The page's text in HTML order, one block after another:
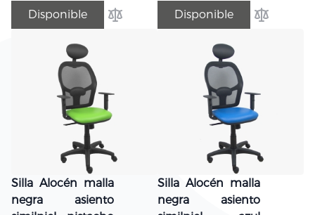
Disponible
Añadir para comparar
Disponible
Añadir
Silla Alocén malla
negra asiento
Silla Alocén malla
negra asiento